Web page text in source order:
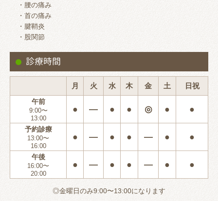
・腰の痛み
・首の痛み
・腱鞘炎
・股関節
診療時間
月 火 水 木 金 土 日祝
午前
9:00〜
13:00
● ― ● ● ◎ ● ●
予約診療
13:00〜
16:00
● ― ● ● ― ● ●
午後
16:00〜
20:00
● ― ● ● ― ● ●
◎金曜日のみ9:00〜13:00になります